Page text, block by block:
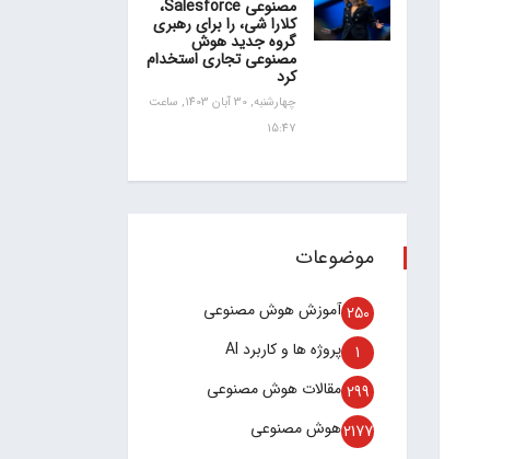
مصنوعی Salesforce،
کلارا شی، را برای رهبری
گروه جدید هوش
مصنوعی تجاری استخدام
کرد
چهارشنبه, 30 آبان 1403, ساعت
15:47
موضوعات
آموزش هوش مصنوعی 250
پروژه ها و کاربرد AI 1
مقالات هوش مصنوعی 299
هوش مصنوعی2177